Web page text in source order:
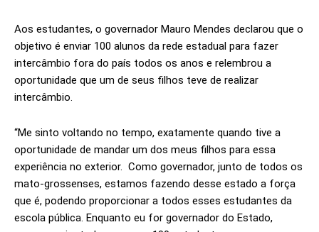
Aos estudantes, o governador Mauro Mendes declarou que o
objetivo é enviar 100 alunos da rede estadual para fazer
intercâmbio fora do país todos os anos e relembrou a
oportunidade que um de seus filhos teve de realizar
intercâmbio.
“Me sinto voltando no tempo, exatamente quando tive a
oportunidade de mandar um dos meus filhos para essa
experiência no exterior. Como governador, junto de todos os
mato-grossenses, estamos fazendo desse estado a força
que é, podendo proporcionar a todos esses estudantes da
escola pública. Enquanto eu for governador do Estado,